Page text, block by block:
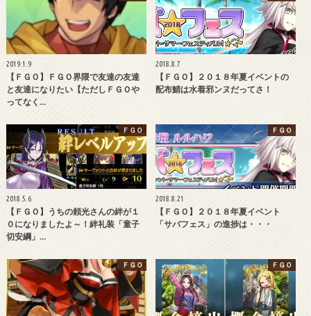
2019.1.9
【ＦＧＯ】ＦＧＯ界隈で友達の友達
と友達になりたい【ただしＦＧＯや
ってなく…
2018.8.7
【ＦＧＯ】２０１８年夏イベントの
配布鯖は水着邪ンヌだってさ！
ＦＧＯ
2018.5.6
【ＦＧＯ】うちの頼光さんの絆が１
０になりましたよ～！絆礼装「童子
切安綱」…
ＦＧＯ
2018.8.21
【ＦＧＯ】２０１８年夏イベント
「サバフェス」の進捗は・・・
ＦＧＯ ＦＧＯ